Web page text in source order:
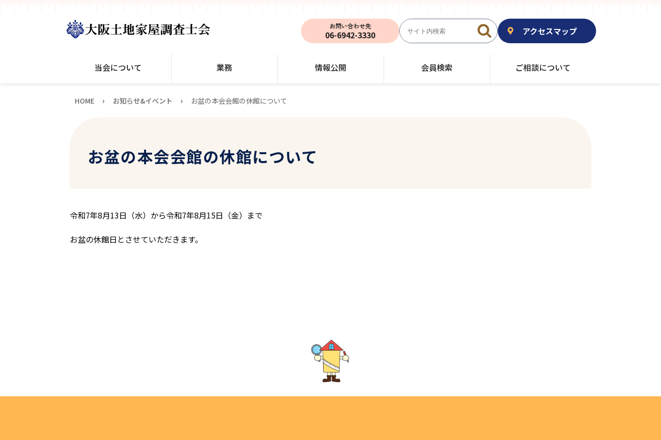
お問い合わせ先
06-6942-3330 アクセスマップ
当会について 業務 情報公開 会員検索 ご相談について
HOME › お知らせ&イベント › お盆の本会会館の休館について
お盆の本会会館の休館について
令和7年8月13日（水）から令和7年8月15日（金）まで
お盆の休館日とさせていただきます。